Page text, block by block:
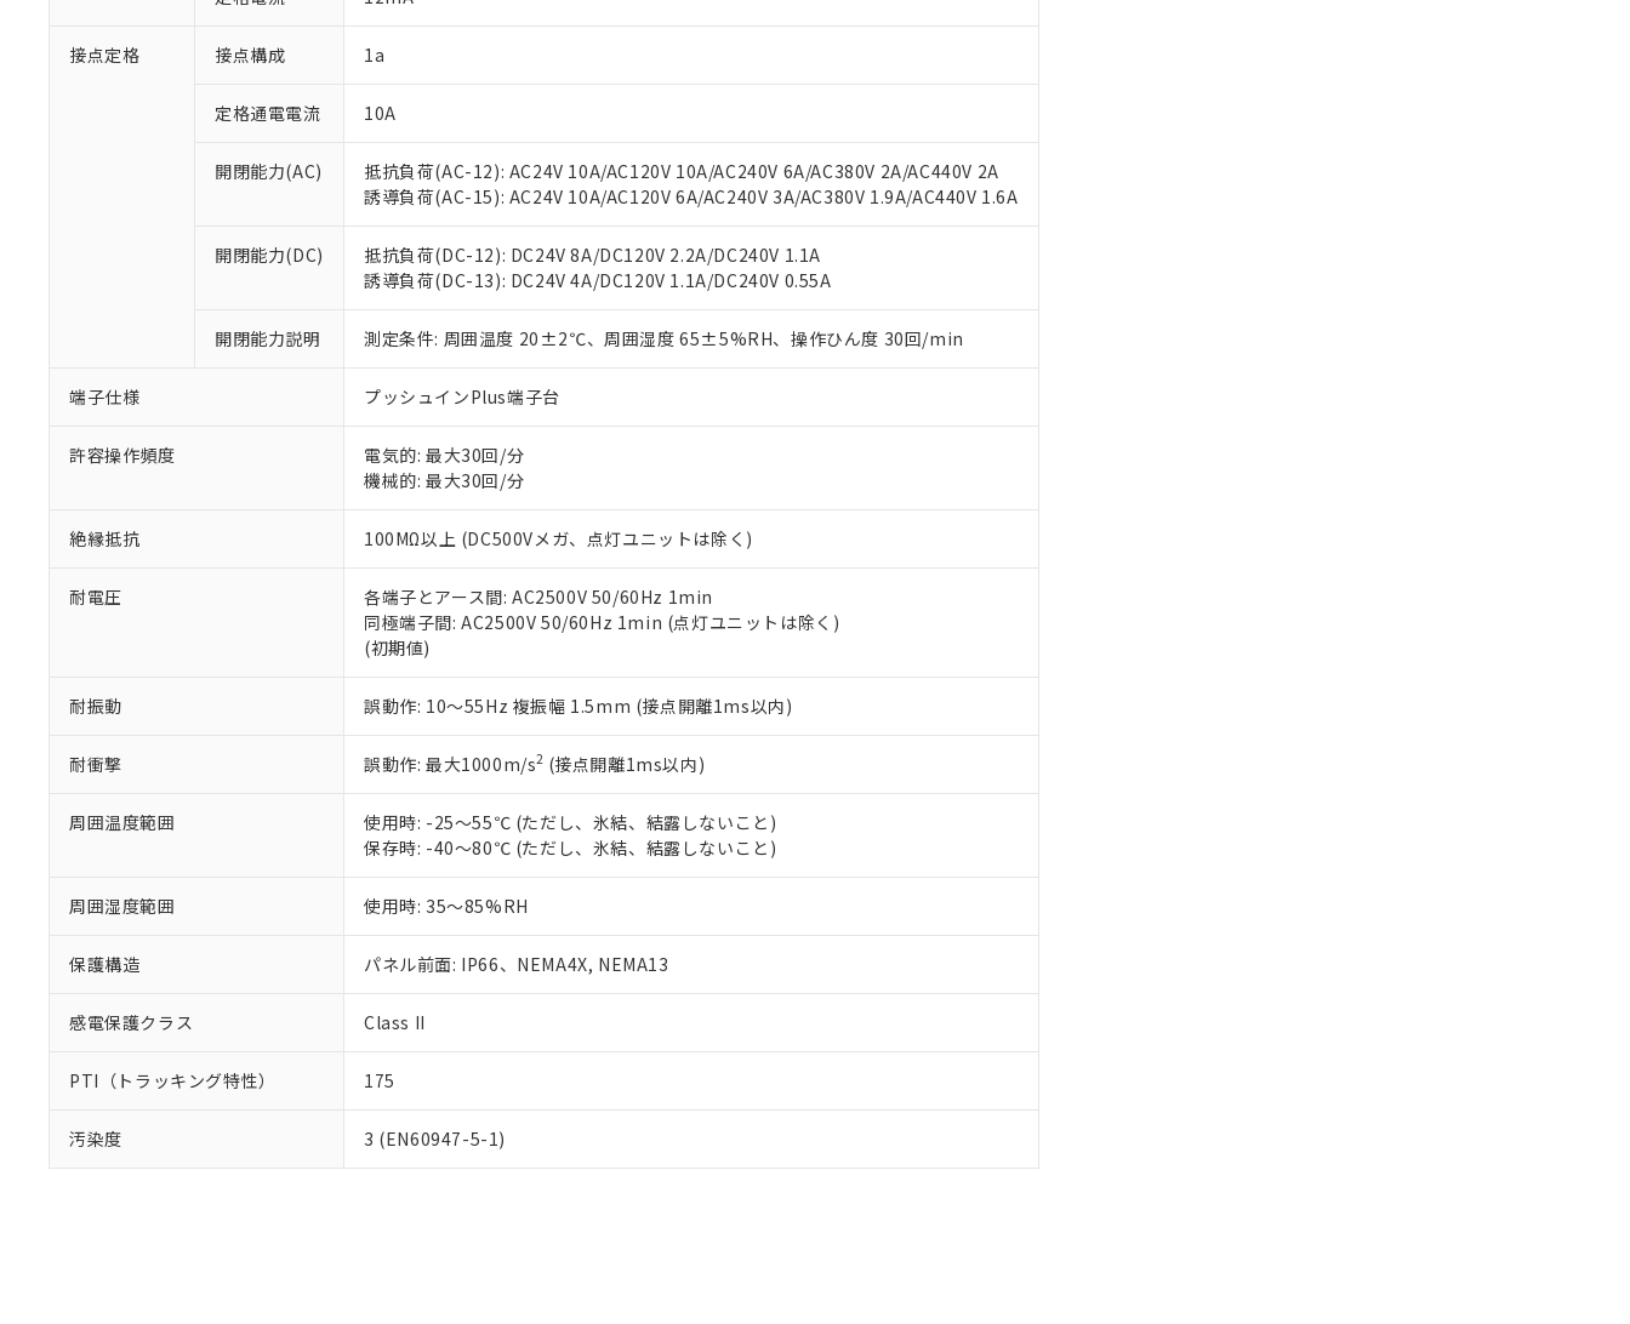
接点定格 接点構成 1a
定格通電電流 10A
開閉能力(AC)
抵抗負荷(AC-12): AC24V 10A/AC120V 10A/AC240V 6A/AC380V 2A/AC440V 2A
誘導負荷(AC-15): AC24V 10A/AC120V 6A/AC240V 3A/AC380V 1.9A/AC440V 1.6A
開閉能力(DC)
抵抗負荷(DC-12): DC24V 8A/DC120V 2.2A/DC240V 1.1A
誘導負荷(DC-13): DC24V 4A/DC120V 1.1A/DC240V 0.55A
開閉能力説明 測定条件: 周囲温度 20±2℃、周囲湿度 65±5%RH、操作ひん度 30回/min
端子仕様 プッシュインPlus端子台
許容操作頻度
電気的: 最大30回/分
機械的: 最大30回/分
絶縁抵抗 100MΩ以上 (DC500Vメガ、点灯ユニットは除く)
耐電圧
各端子とアース間: AC2500V 50/60Hz 1min
同極端子間: AC2500V 50/60Hz 1min (点灯ユニットは除く)
(初期値)
耐振動 誤動作: 10～55Hz 複振幅 1.5mm (接点開離1ms以内)
耐衝撃 誤動作: 最大1000m/s2 (接点開離1ms以内)
周囲温度範囲
使用時: -25～55℃ (ただし、氷結、結露しないこと)
保存時: -40～80℃ (ただし、氷結、結露しないこと)
周囲湿度範囲 使用時: 35～85%RH
保護構造 パネル前面: IP66、NEMA4X, NEMA13
感電保護クラス Class II
PTI（トラッキング特性） 175
汚染度 3 (EN60947-5-1)
本サービスは、当社制御機器事業取扱商品の当社在庫状況および標準価格(税抜)を提供させていただ
当社制御機器事業取扱商品の中には、本サービスの対象外となる商品もあることをご了承ください。
い。
正式な納期状況および標準価格はお客様のお取引先、またはお客様担当のオムロン制御機器販売店・
当社販売員にご相談ください。
在庫状況および標準価格結果を当社の事前の承諾なく第三者に漏洩または開示しないようお願いしま
す。
マイパーツ機能（部品リスト作成サービス）をご利用いただくには、I-Webメンバーズにご登録され
ている必要があります。
お客様が当ウェブサイト上で当社にご登録された部品リストについて、当社および当社の共同利用者
が、当社の製品・サービスに関するお客様との取引・商談に必要な範囲で利用することをご了承くだ
いる法人を指します。
*EU RoHS指令（10物質）：
フタル酸ビス(2-エチルヘキシル) (DEHP)(別名：DOP) 1000ppm以下、フタル酸ブチルベンジル（BBP） 1000ppm以下、フタル酸ジブチ
ル（DBP） 1000ppm以下、フタル酸ジイソブチル (DIBP) 1000ppm以下
但し、RoHS指令で産業用監視および制御機器に対する適用除外項目は除く。
フタル酸エステル類の４物質については閾値を超える意図的な使用がないことを確認しています。
※2 対応予定月
部品在庫の切り替え状況などにより、予定月が前後することがあります。
※3 非含有証明書ダウンロード
EU RoHS指令（10物質）の非含有証明書
51物質の非含有証明書（当社基準）
※本証明書は発行日時点で非含有を証明するもので、過去に遡って非含有を証明するものではありません。
また、RoHS指令のフタル酸エステル類４物質の対応では、対応完了までの期間は出荷製品に未対応品が
混在することから備考欄に対応日を記載しておりました。
既に当社にて対応品への在庫切替を完了していることから、特段のことがない限り、2022年1月12日よ
り割愛しております。
「×」：最大均質材料含有率が中国RoHSの基準値を超えていることを示します。
Pb(鉛) :1000ppm、 Hg(水銀) : 1000ppm、 Cd(カドミウム) : 100ppm、
DEHP(フタル酸ビス(2-エチルヘキシル)) : 1000ppm
※2 環境保護使用期限
「ｅ」：有害物質（10物質）のすべてが基準値以下であることを示します。
味します。
「－」：未確認です。当社販売部門へお問い合わせください。
当社は、これら貴社製品のうち、外国為替および外国貿易法に定める商品（以下｢規制貨物等」とい
などの必要な手続きをとります。
ます。
当社は貴社製品を、核兵器、ミサイル、化学兵器、生物兵器またはその他武器並びにこれらの製造装
置等に一切使用いたしません。
当社は、貴社製品を第三者に販売する場合は、上記1、2および3の内容を当該第三者に通知します。
たしません。
△ 一定数には満たないが在庫あり
－
在庫なし(最新の在庫状況については、お客様のお取引先、またはお客様担当のオムロン制御
機器販売店・当社販売員にご確認ください)
空
受注生産機種、また在庫状況の情報を公開していない機種